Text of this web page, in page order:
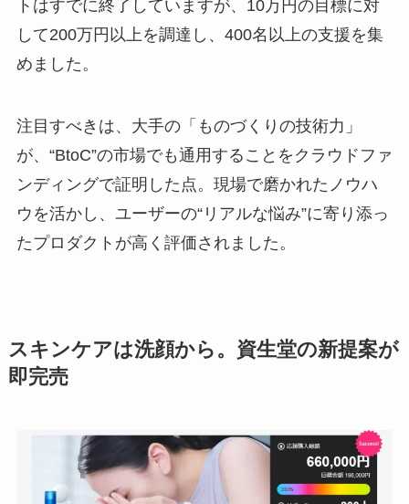
トはすでに終了していますが、10万円の目標に対
して200万円以上を調達し、400名以上の支援を集
めました。
注目すべきは、大手の「ものづくりの技術力」
が、“BtoC”の市場でも通用することをクラウドファ
ンディングで証明した点。現場で磨かれたノウハ
ウを活かし、ユーザーの“リアルな悩み”に寄り添っ
たプロダクトが高く評価されました。
スキンケアは洗顔から。資生堂の新提案が
即完売